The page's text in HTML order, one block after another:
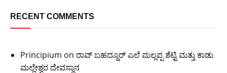
RECENT COMMENTS
Principium on ರಾವ್ ಬಹದ್ದೂರ್ ಎಲೆ ಮಲ್ಲಪ್ಪ ಶೆಟ್ಟಿ ಮತ್ತು ಕಾಡು
ಮಲ್ಲೇಶ್ವರ ದೇವಸ್ಥಾನ